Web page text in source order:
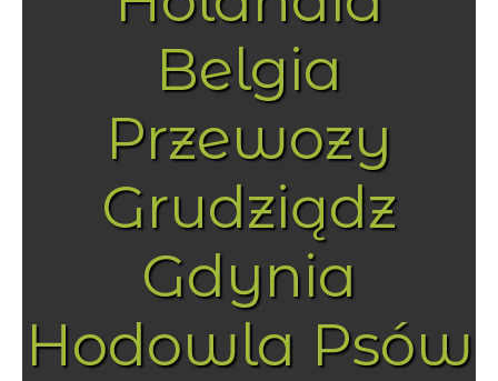
Belgia
Przewozy
Grudziądz
Gdynia
Hodowla Psów